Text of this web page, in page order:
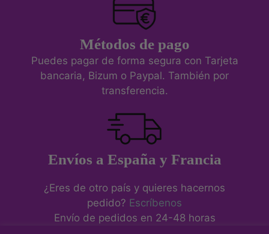
Métodos de pago
Puedes pagar de forma segura con Tarjeta
bancaria, Bizum o Paypal. También por
transferencia.
Envíos a España y Francia
¿Eres de otro país y quieres hacernos
pedido? Escríbenos
Envío de pedidos en 24-48 horas